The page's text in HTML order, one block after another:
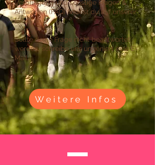
Verpflegung und sonstige Fragen &
Antworten (FAQ) findest du auf unserer
Infoseite.
Sollte deine Frage nicht beantwortet
werden, schreibe uns ungeniert eine E-
Mail.
Weitere Infos